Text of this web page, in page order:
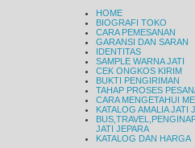
HOME
BIOGRAFI TOKO
CARA PEMESANAN
GARANSI DAN SARAN
IDENTITAS
SAMPLE WARNA JATI
CEK ONGKOS KIRIM
BUKTI PENGIRIMAN
TAHAP PROSES
CARA MENGETAHUI
KATALOG AMALIA JATI
JATI JEPARA
KATALOG DAN HARGA